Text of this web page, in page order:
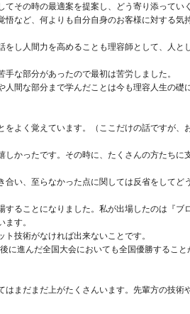
その時の最適案を提案し、どう寄り添っていく
など、何よりも自分自身のお客様に対する気
し人間力を高めることも理容師として、人と
な部分があったので最初は苦労しました。
間な部分まで学んだことは今も理容人生の礎
よく覚えています。（ここだけの話ですが
かったです。その時に、たくさんの方たちに
い、至らなかった点に関しては反省をしてど
ることになりました。私が出場したのは『ブ
す。
技術がなければ出来ないことです。
進んだ全国大会においても全国優勝すること
まだまだ上がたくさんいます。先輩方の技術